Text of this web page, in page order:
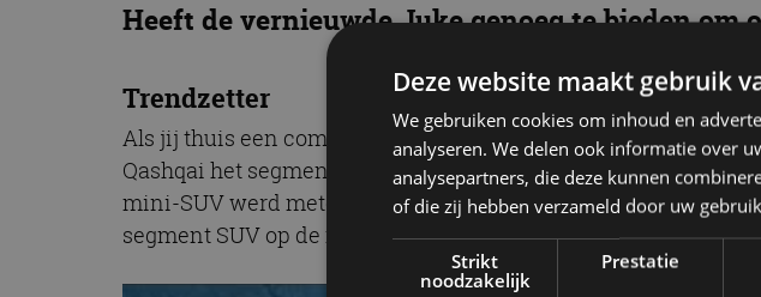
Heeft de vernieuwde Juke genoeg te bieden
Trendzetter
Als jij thuis een compacte SUV voor de deur hebt staan, dan
Qashqai het segment van de compacte SUV populair maakte,
mini-SUV werd meteen een hit. Andere merken sprongen op
segment SUV op de markt te brengen. Inmiddels heeft ieder
Deze website maakt gebruik
We gebruiken cookies om inhoud en
analyseren. We delen ook informatie over
analysepartners, die deze kunnen
of die zij hebben verzameld door uw
Strikt
noodzakelijk
Prestatie